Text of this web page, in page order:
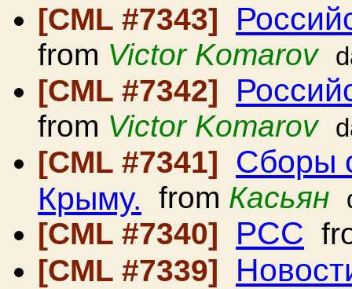
[CML #7343]
from Victor Komarov
[CML #7342]
from Victor Komarov
[CML #7341] Сборы
Крыму. from Касьян
[CML #7340] РСС
[CML #7339]